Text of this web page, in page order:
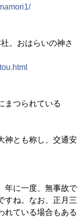
。おはらいの神さ
まつられている
神とも称し、交通安
年に一度、無事故で
すね。なお、正月三
れている場合もある